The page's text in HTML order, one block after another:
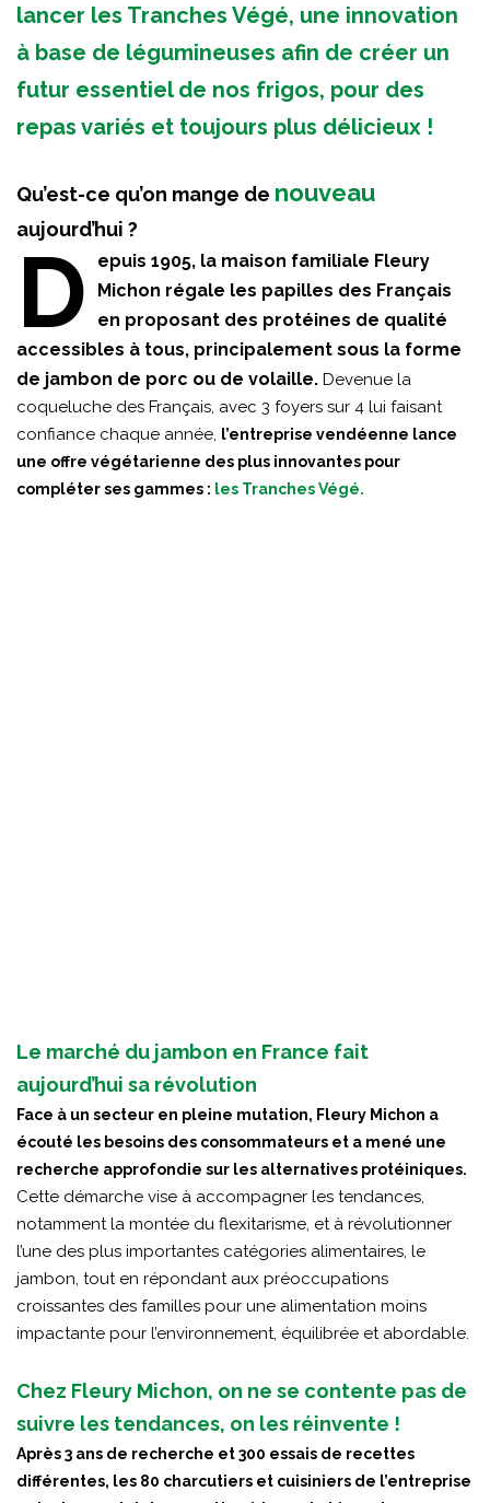
lancer les Tranches Végé, une innovation
à base de légumineuses afin de créer un
futur essentiel de nos frigos, pour des
repas variés et toujours plus délicieux !
Qu’est-ce qu’on mange de nouveau
aujourd’hui ?
D
epuis 1905, la maison familiale Fleury
Michon régale les papilles des Français
en proposant des protéines de qualité
accessibles à tous, principalement sous la forme
de jambon de porc ou de volaille. Devenue la
coqueluche des Français, avec 3 foyers sur 4 lui faisant
confiance chaque année, l’entreprise vendéenne lance
une offre végétarienne des plus innovantes pour
compléter ses gammes : les Tranches Végé.
Le marché du jambon en France fait
aujourd’hui sa révolution
Face à un secteur en pleine mutation, Fleury Michon a
écouté les besoins des consommateurs et a mené une
recherche approfondie sur les alternatives protéiniques.
Cette démarche vise à accompagner les tendances,
notamment la montée du flexitarisme, et à révolutionner
l’une des plus importantes catégories alimentaires, le
jambon, tout en répondant aux préoccupations
croissantes des familles pour une alimentation moins
impactante pour l’environnement, équilibrée et abordable.
Chez Fleury Michon, on ne se contente pas de
suivre les tendances, on les réinvente !
Après 3 ans de recherche et 300 essais de recettes
différentes, les 80 charcutiers et cuisiniers de l’entreprise